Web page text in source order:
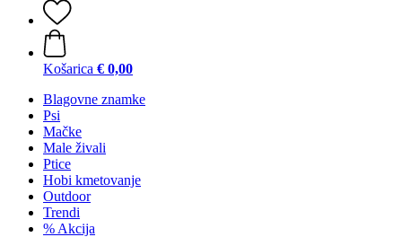
Košarica € 0,00
Blagovne znamke
Psi
Mačke
Male živali
Ptice
Hobi kmetovanje
Outdoor
Trendi
% Akcija